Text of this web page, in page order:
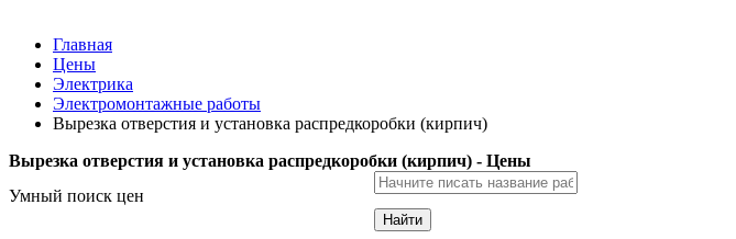
Главная
Цены
Электрика
Электромонтажные работы
Вырезка отверстия и установка распредкоробки (кирпич)
Вырезка отверстия и установка распредкоробки (кирпич) - Цены
Умный поиск цен
Найти